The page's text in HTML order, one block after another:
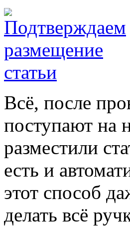
Всё, после
поступают на
разместили
есть и
этот способ
делать всё